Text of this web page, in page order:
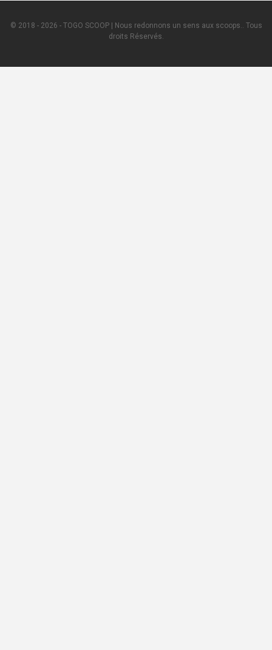
© 2018 - 2026 - TOGO SCOOP | Nous redonnons un sens aux scoops.. Tous
droits Réservés.